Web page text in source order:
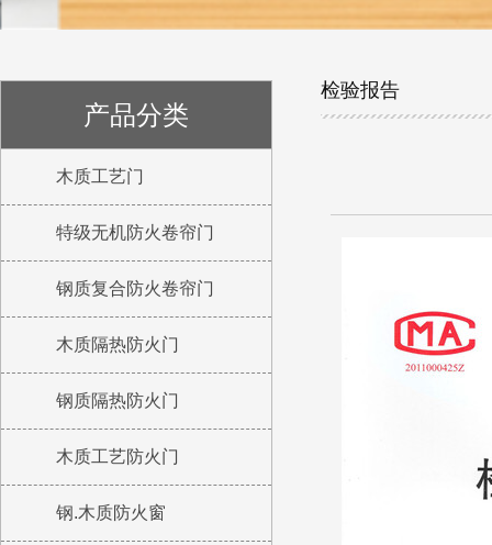
产品分类
木质工艺门
特级无机防火卷帘门
钢质复合防火卷帘门
木质隔热防火门
钢质隔热防火门
木质工艺防火门
钢.木质防火窗
检验报告